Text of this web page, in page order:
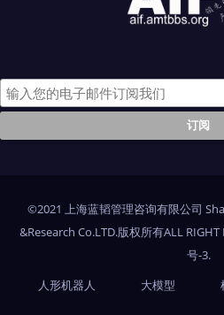
©2021 上海蓝韬管理咨询有限公司
&Research Co.LTD.版权所有ALL RIGHT
号-3.
人形机器人
大模型